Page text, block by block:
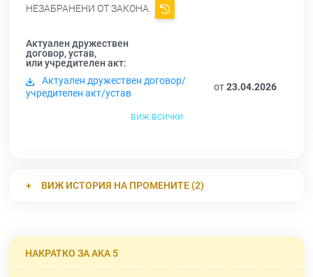
НЕЗАБРАНЕНИ ОТ ЗАКОНА.
Актуален дружествен
договор, устав,
или учредителен акт:
Актуален дружествен договор/
учредителен акт/устав
от23.04.2026
виж всички
ВИЖ ИСТОРИЯ НА ПРОМЕНИТЕ (2)
НАКРАТКО ЗА АКА 5